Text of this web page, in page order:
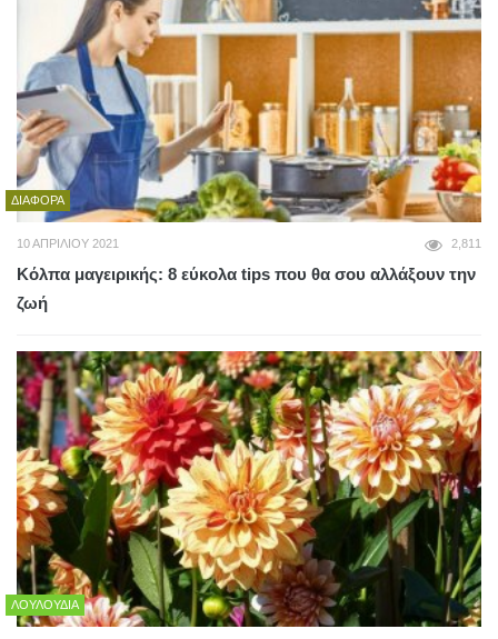
ΔΙΆΦΟΡΑ
10 ΑΠΡΙΛΊΟΥ 2021 2,811
Κόλπα μαγειρικής: 8 εύκολα tips που θα σου αλλάξουν την
ζωή
ΛΟΥΛΟΎΔΙΑ